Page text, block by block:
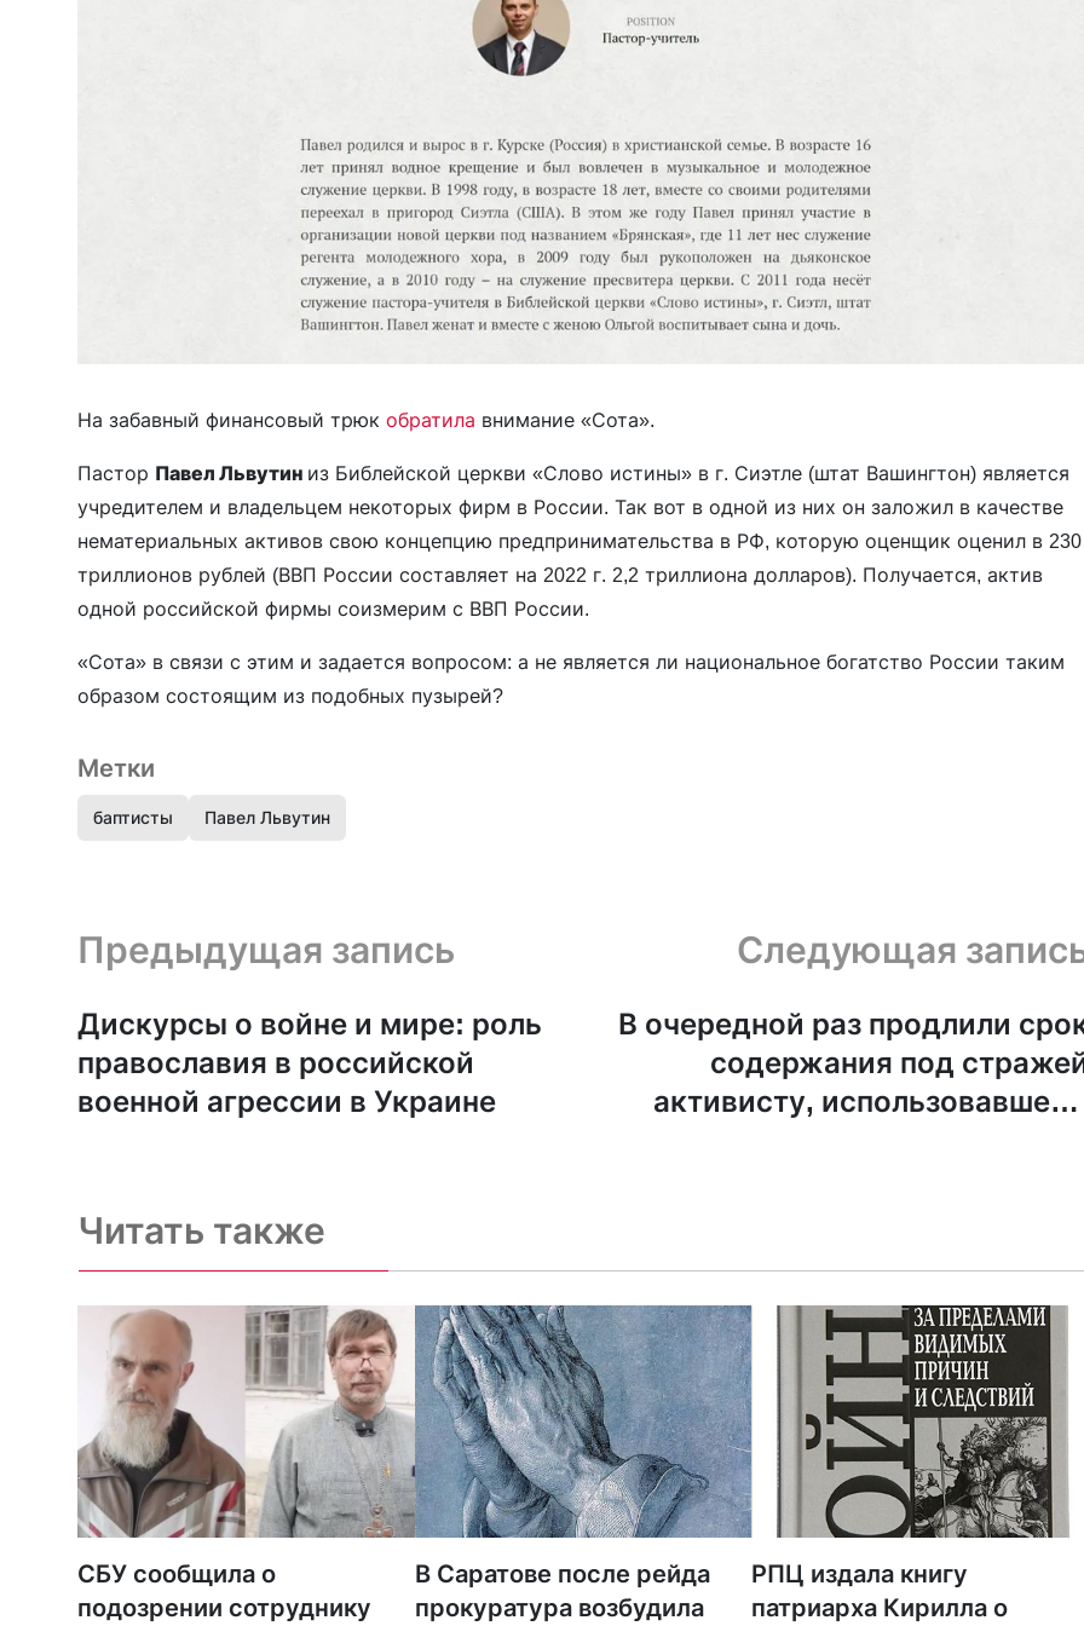
На забавный финансовый трюк обратила внимание «Сота».
Пастор Павел Львутин из Библейской церкви «Слово истины» в г. Сиэтле (штат Вашингтон) является
учредителем и владельцем некоторых фирм в России. Так вот в одной из них он заложил в качестве
нематериальных активов свою концепцию предпринимательства в РФ, которую оценщик оценил в 230
триллионов рублей (ВВП России составляет на 2022 г. 2,2 триллиона долларов). Получается, актив
одной российской фирмы соизмерим с ВВП России.
«Сота» в связи с этим и задается вопросом: а не является ли национальное богатство России таким
образом состоящим из подобных пузырей?
Метки
баптисты Павел Львутин
Предыдущая запись и следующая запись
Предыдущая запись
Дискурсы о войне и мире: роль
православия в российской
военной агрессии в Украине
Следующая
В очередной раз продлили
содержания под
активисту, использовавшему
Читать также
СБУ сообщила о
подозрении сотруднику
В Саратове после рейда
прокуратура возбудила
РПЦ издала книгу
патриарха Кирилла о